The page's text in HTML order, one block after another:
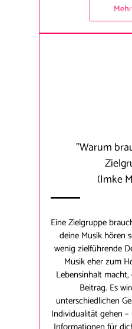
"Warum
(Imke
Eine Zielgruppe
deine Musik hören
wenig zielführende
Musik eher zum
Lebensinhalt
Beitrag. Es
unterschiedlichen
Individualität gehen